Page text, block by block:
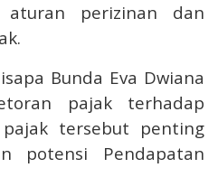
aturan perizinan dan
Bunda Eva Dwiana
pajak terhadap
tersebut penting
potensi Pendapatan